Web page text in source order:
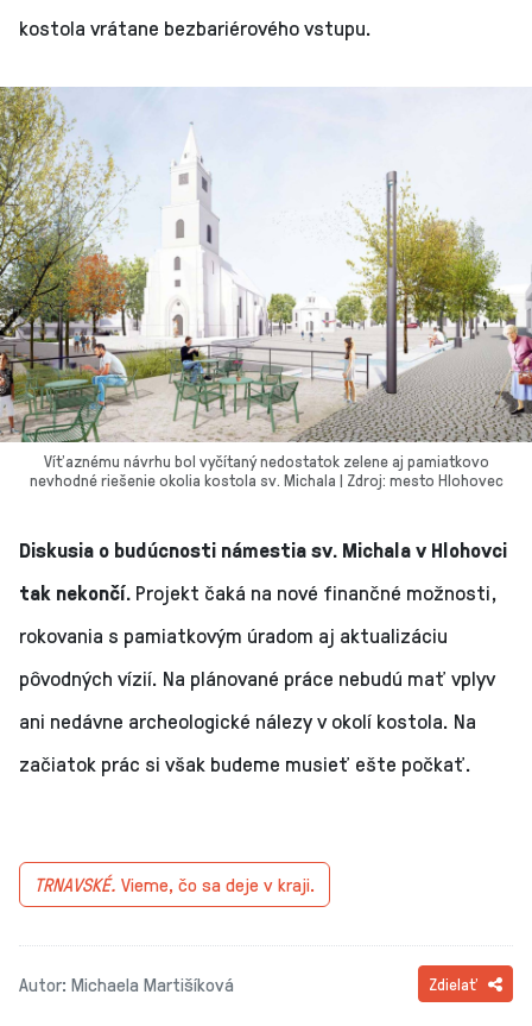
kostola vrátane bezbariérového vstupu.
Víťaznému návrhu bol vyčítaný nedostatok zelene aj pamiatkovo
nevhodné riešenie okolia kostola sv. Michala | Zdroj: mesto Hlohovec
Diskusia o budúcnosti námestia sv. Michala v Hlohovci
tak nekončí. Projekt čaká na nové finančné možnosti,
rokovania s pamiatkovým úradom aj aktualizáciu
pôvodných vízií. Na plánované práce nebudú mať vplyv
ani nedávne archeologické nálezy v okolí kostola. Na
začiatok prác si však budeme musieť ešte počkať.
TRNAVSKÉ. Vieme, čo sa deje v kraji.
Autor: Michaela Martišíková Zdielať